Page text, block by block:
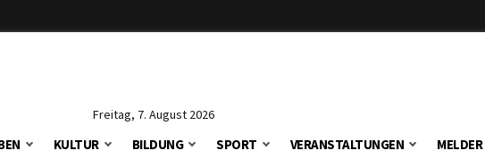
Freitag, 7. August 2026
KULTUR BILDUNG SPORT VERANSTALTUNGEN MELDER